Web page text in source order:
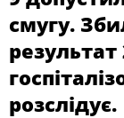
смугу.
розслідує.